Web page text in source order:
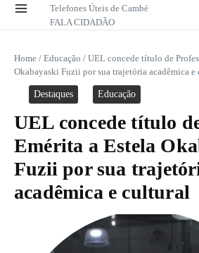
Telefones Úteis de Cambé
FALA CIDADÃO
Home / Educação / UEL concede título de
Okabayaski Fuzii por sua trajetória acadêmica e
Destaques Educação
UEL concede título
Emérita a Estela
Fuzii por sua
acadêmica e cultural